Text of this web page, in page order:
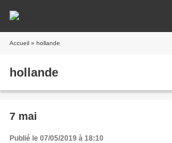
Accueil » hollande
hollande
7 mai
Publié le 07/05/2019 à 18:10